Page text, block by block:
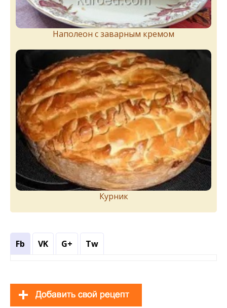
Наполеон с заварным кремом
Курник
Fb VK G+ Tw